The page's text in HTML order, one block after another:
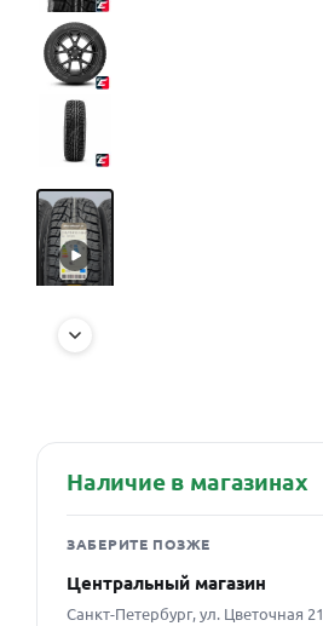
Наличие в магазинах
ЗАБЕРИТЕ ПОЗЖЕ
Центральный магазин
Санкт-Петербург, ул. Цветочная 21